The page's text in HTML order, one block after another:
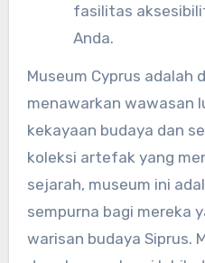
fasilitas
Anda.
Museum Cyprus adalah
menawarkan wawasan
kekayaan budaya dan
koleksi artefak yang
sejarah, museum ini
sempurna bagi mereka
warisan budaya Siprus.